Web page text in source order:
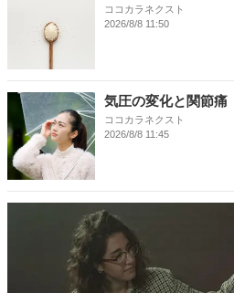
ココカラネクスト
2026/8/8 11:50
気圧の変化と関節痛
ココカラネクスト
2026/8/8 11:45